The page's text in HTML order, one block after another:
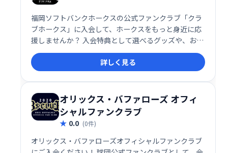
福岡ソフトバンクホークスの公式ファンクラブ「クラ
ブホークス」に入会して、ホークスをもっと身近に応
援しませんか？ 入会特典として選べるグッズや、お得
なチケット先行購入、限定イベントへの参加など、充
実の特典をご用意しています。選手を間近で感じられ
る特別な体験で、応援をさらに楽しみましょう！
詳しく見る
オリックス・バファローズ オフィ
シャルファンクラブ
0.0 (0件)
オリックス・バファローズオフィシャルファンクラブ